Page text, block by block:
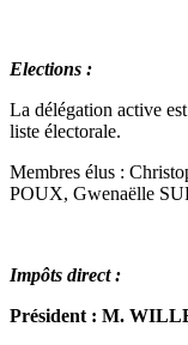
Elections :
La délégation active
liste électorale.
Membres élus :
POUX, Gwenaëlle
Impôts direct :
Président : M.